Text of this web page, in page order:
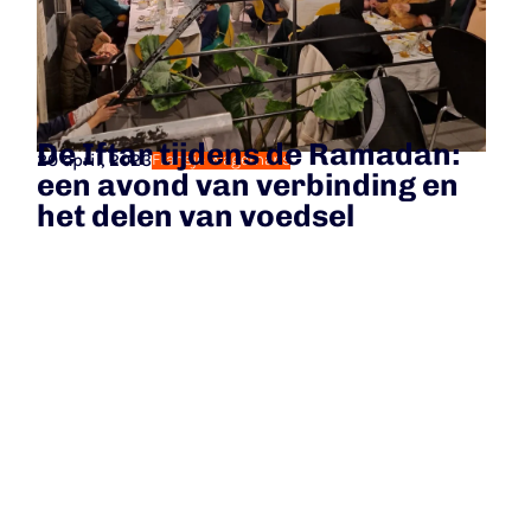
20 april, 2023Fransje Wagemans
De Iftar tijdens de Ramadan:
een avond van verbinding en
het delen van voedsel